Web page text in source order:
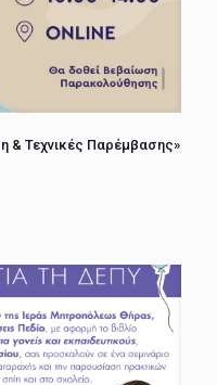
& Τεχνικές Παρέμβασης»